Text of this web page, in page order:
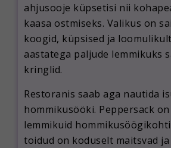
ahjusooje küpsetisi nii
kaasa ostmiseks. Valikus on
koogid, küpsised ja
aastatega paljude lemmikuks
kringlid.
Restoranis saab aga nautida
hommikusööki. Peppersack
lemmikuid
toidud on koduselt maitsvad